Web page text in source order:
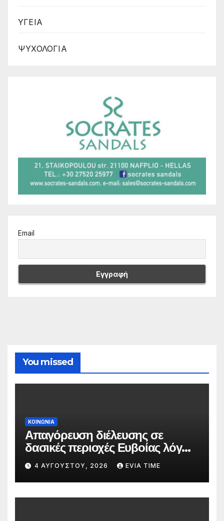
ΥΓΕΙΑ
ΨΥΧΟΛΟΓΙΑ
Email
You missed
ΚΟΙΝΩΝΙΑ
Απαγόρευση διέλευσης σε
δασικές περιοχές Ευβοίας λόγω
πολύ υψηλού κινδύνου
πυρκαγιάς
4 ΑΥΓΟΎΣΤΟΥ, 2026 EVIA TIME